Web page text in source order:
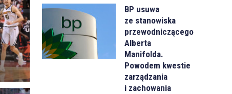
BP usuwa
ze stanowiska
przewodniczącego
Alberta
Manifolda.
Powodem kwestie
zarządzania
i zachowania